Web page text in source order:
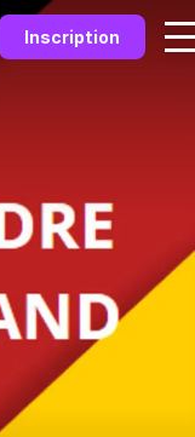
Inscription